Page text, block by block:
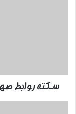
سکته روابط